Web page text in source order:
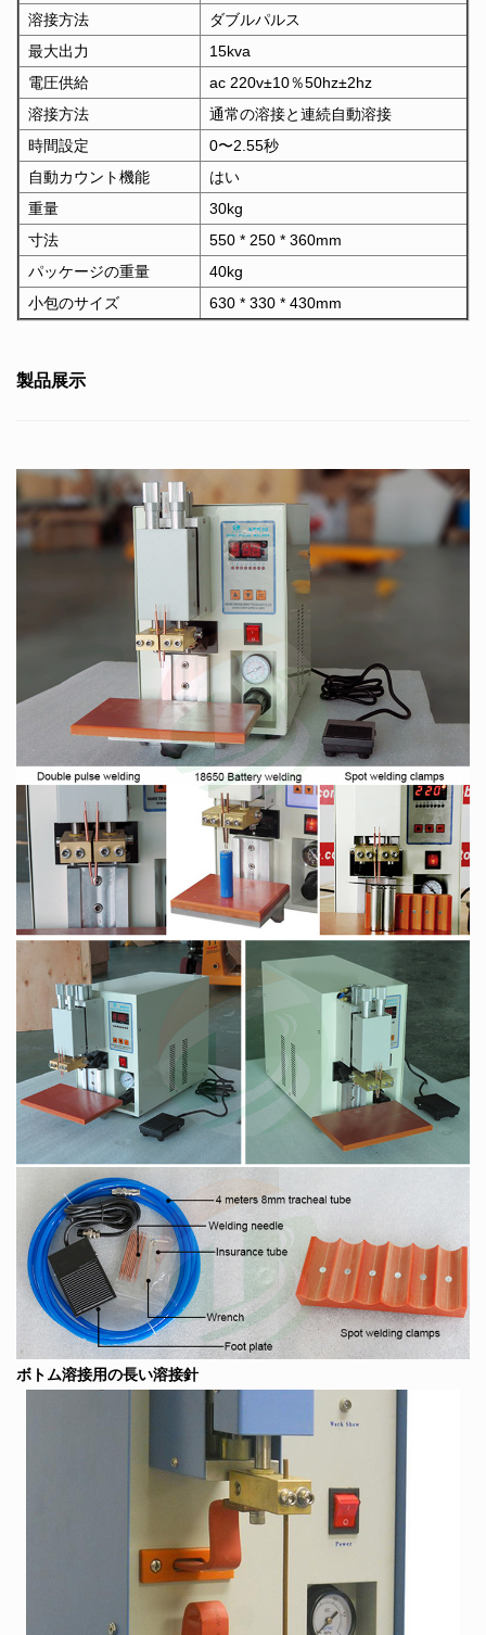
溶接方法
ダブルパルス
最大出力
15kva
電圧供給
ac 220v±10％50hz±2hz
溶接方法
通常の溶接と連続自動溶接
時間設定
0〜2.55秒
自動カウント機能
はい
重量
30kg
寸法
550 * 250 * 360mm
パッケージの重量
40kg
小包のサイズ
630 * 330 * 430mm
製品展示
ボトム溶接用の長い溶接針